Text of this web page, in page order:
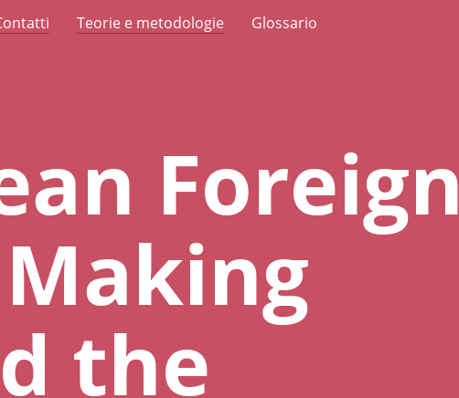
Teorie e metodologie Glossario
Foreign
the